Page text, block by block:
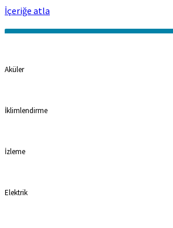
İçeriğe atla
Aküler
İklimlendirme
İzleme
Elektrik